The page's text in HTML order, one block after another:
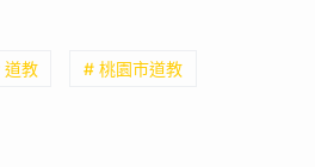
道教 # 桃園市道教